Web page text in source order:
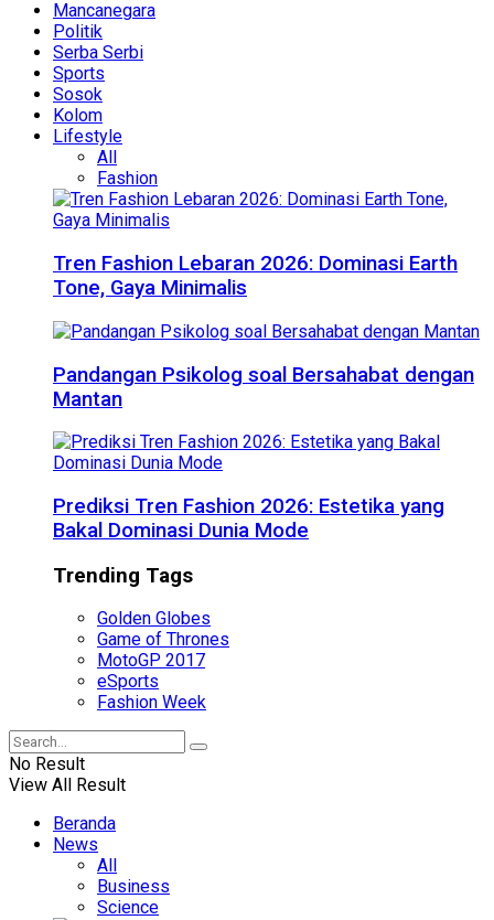
Mancanegara
Politik
Serba Serbi
Sports
Sosok
Kolom
Lifestyle
All
Fashion
Tren Fashion Lebaran 2026: Dominasi Earth
Tone, Gaya Minimalis
Pandangan Psikolog soal Bersahabat dengan
Mantan
Prediksi Tren Fashion 2026: Estetika yang
Bakal Dominasi Dunia Mode
Trending Tags
Golden Globes
Game of Thrones
MotoGP 2017
eSports
Fashion Week
No Result
View All Result
Beranda
News
All
Business
Science